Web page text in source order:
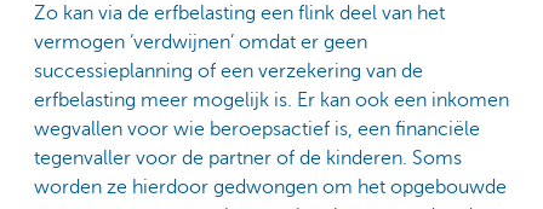
Zo kan via de erfbelasting een flink deel van het
vermogen ‘verdwijnen’ omdat er geen
successieplanning of een verzekering van de
erfbelasting meer mogelijk is. Er kan ook een inkomen
wegvallen voor wie beroepsactief is, een financiële
tegenvaller voor de partner of de kinderen. Soms
worden ze hierdoor gedwongen om het opgebouwde